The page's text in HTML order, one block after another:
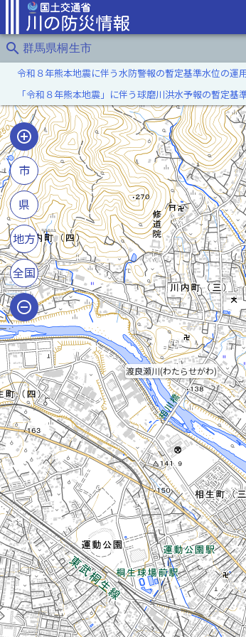
search 群馬県桐生市
渡良瀬川(わたらせがわ)
令和８年熊本地震に伴う水防警報の暫定基準水位の運
「令和８年熊本地震」に伴う球磨川洪水予報の暫定基
市
県
地方
全国